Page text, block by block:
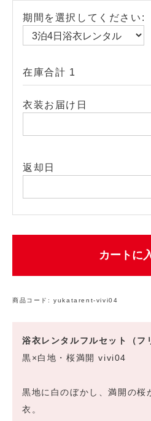
期間を選択してください:
在庫合計 1
衣装お届け日
返却日
カートに
商品コード:yukatarent-vivi04
浴衣レンタルフルセット（フ
黒×白地・桜満開 vivi04
黒地に白のぼかし、満開の桜
衣。